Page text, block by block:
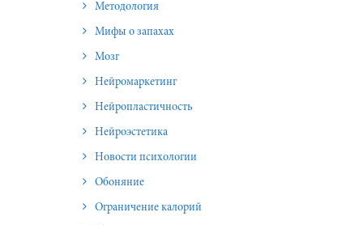
Методология
Мифы о запахах
Мозг
Нейромаркетинг
Нейропластичность
Нейроэстетика
Новости психологии
Обоняние
Ограничение калорий